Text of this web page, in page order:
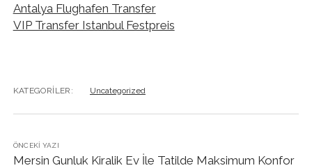
Antalya Flughafen Transfer
VIP Transfer Istanbul Festpreis
KATEGORILER: Uncategorized
ÖNCEKI YAZI
Mersin Gunluk Kiralik Ev İle Tatilde Maksimum Konfor